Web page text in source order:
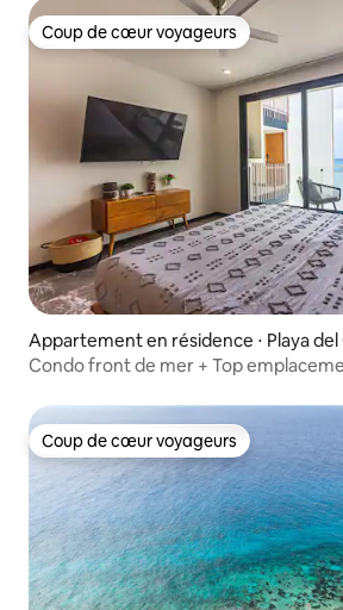
Coup de cœur voyageurs
Coup de cœur voyageurs
Appartement en résidence ⋅ Playa
n
Condo front de mer + Top
Coup de cœur voyageurs
Coup de cœur voyageurs